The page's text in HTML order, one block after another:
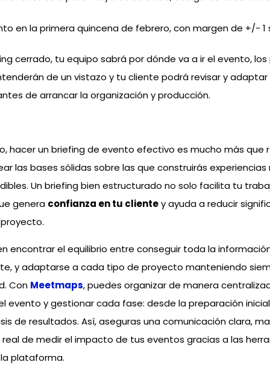
en la primera quincena de febrero, con margen de +/- 1
cerrado, tu equipo sabrá por dónde va a ir el evento,
de un vistazo y tu cliente podrá revisar y adaptar
de arrancar la organización y producción.
hacer un briefing de evento efectivo es mucho más que
las bases sólidas sobre las que construirás
Un briefing bien estructurado no solo facilita tu
genera confianza en tu clientey ayuda a reducir
encontrar el equilibrio entre conseguir toda la
y adaptarse a cada tipo de proyecto manteniendo
Con Meetmaps, puedes organizar de manera
evento y gestionar cada fase: desde la preparación
de resultados. Así, aseguras una comunicación clara,
real de medir el impacto de tus eventos gracias a las
plataforma.